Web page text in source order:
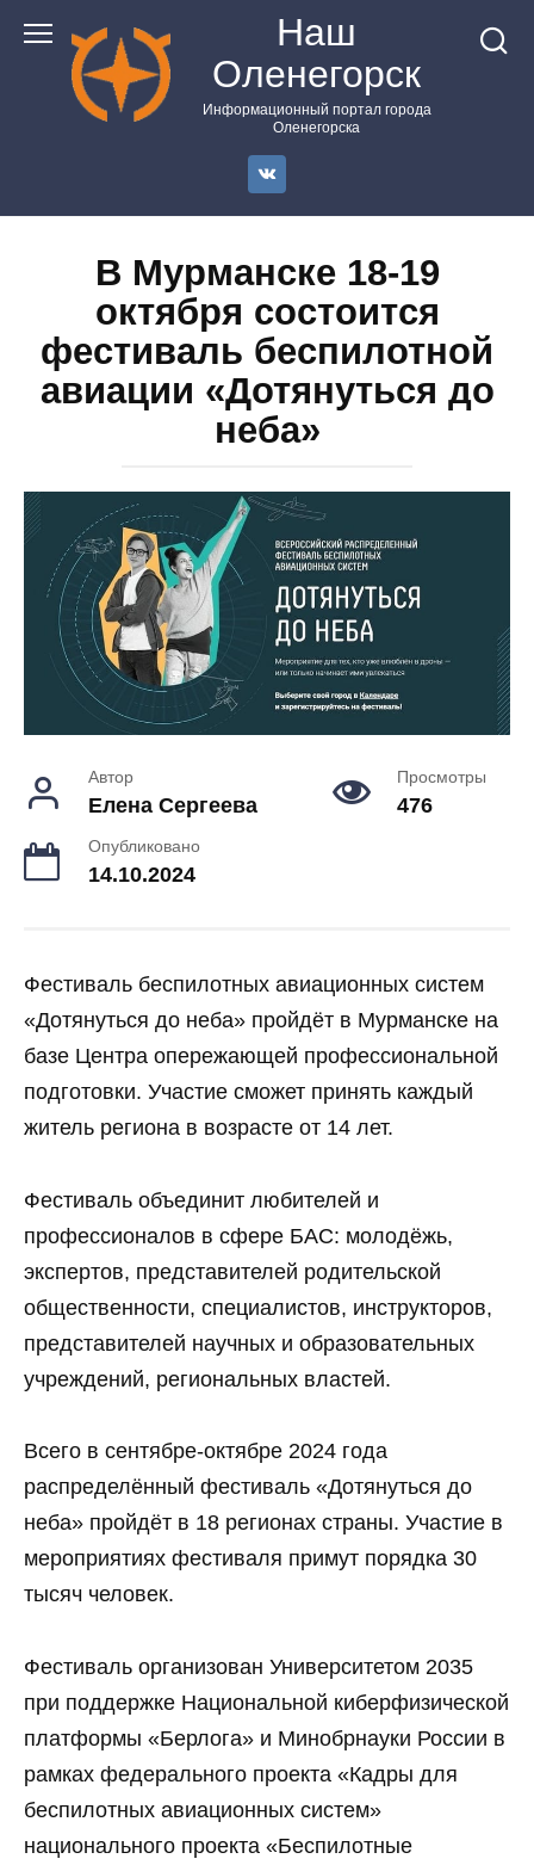
контенту
Наш
Оленегорск
Информационный портал города
Оленегорска
В Мурманске 18-19
октября состоится
фестиваль беспилотной
авиации «Дотянуться до
неба»
Автор
Елена Сергеева
Просмотры
476
Опубликовано
14.10.2024
Фестиваль беспилотных авиационных систем
«Дотянуться до неба» пройдёт в Мурманске на
базе Центра опережающей профессиональной
подготовки. Участие сможет принять каждый
житель региона в возрасте от 14 лет.
Фестиваль объединит любителей и
профессионалов в сфере БАС: молодёжь,
экспертов, представителей родительской
общественности, специалистов, инструкторов,
представителей научных и образовательных
учреждений, региональных властей.
Всего в сентябре-октябре 2024 года
распределённый фестиваль «Дотянуться до
неба» пройдёт в 18 регионах страны. Участие в
мероприятиях фестиваля примут порядка 30
тысяч человек.
Фестиваль организован Университетом 2035
при поддержке Национальной киберфизической
платформы «Берлога» и Минобрнауки России в
рамках федерального проекта «Кадры для
беспилотных авиационных систем»
национального проекта «Беспилотные